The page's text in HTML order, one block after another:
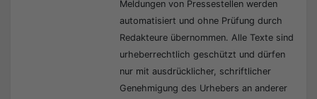
Meldungen von Pressestellen werden
automatisiert und ohne Prüfung durch
Redakteure übernommen. Alle Texte sind
urheberrechtlich geschützt und dürfen
nur mit ausdrücklicher, schriftlicher
Genehmigung des Urhebers an anderer